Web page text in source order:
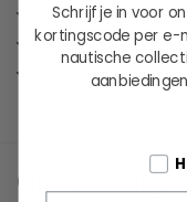
Leveren binnen
Unieke collectie
Al 60+ jaar
Omschrijving
Schrijf je in voor
kortingscode per e-
nautische
Tell